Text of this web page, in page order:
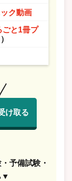
ク動画
ごと1冊プ
け取る
予備試験・
▼